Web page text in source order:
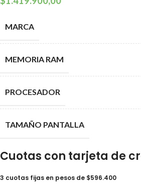
MARCA
MEMORIA RAM
PROCESADOR
TAMAÑO PANTALLA
Cuotas con tarjeta de
3 cuotas fijas en pesos de $596.400